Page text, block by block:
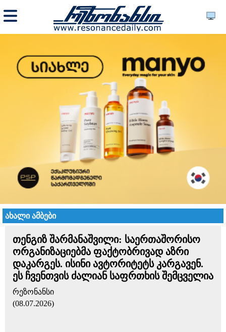
ახალი ამბები
თენგიზ შარმანაშვილი: საერთაშორისო
ორგანიზაციებმა ფაქტობრივად აზრი
დაკარგეს. ისინი ავტორიტეტს კარგავენ.
ეს ჩვენთვის ძალიან საფრთხის შემცველია
რეზონანსი
(08.07.2026)